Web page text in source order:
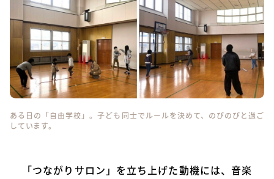
ある日の「自由学校」。子ども同士でルールを決めて、のびのびと過ご
しています。
「つながりサロン」を立ち上げた動機には、音楽